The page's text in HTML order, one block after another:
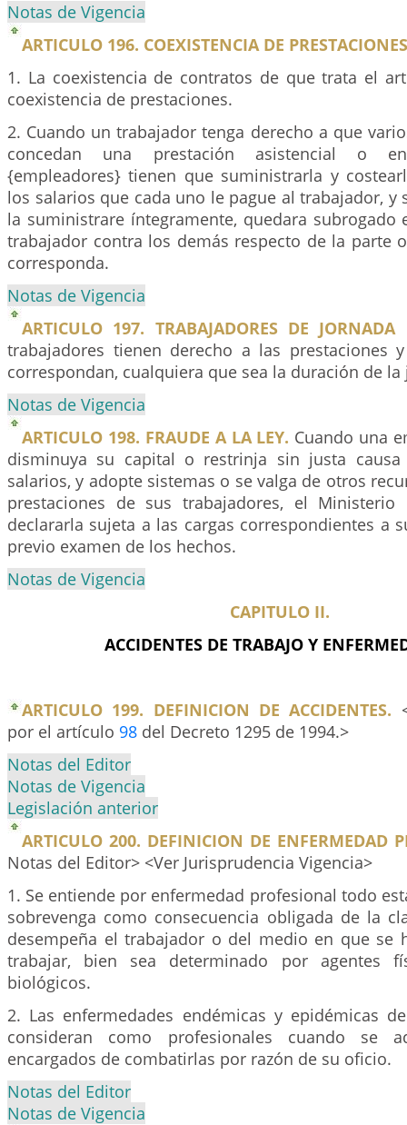
Notas de Vigencia
ARTICULO 196. COEXISTENCIA DE
1. La coexistencia de contratos de que trata el
coexistencia de prestaciones.
2. Cuando un trabajador tenga derecho a que
concedan una prestación asistencial o
{empleadores} tienen que suministrarla y
los salarios que cada uno le pague al trabajador, y
la suministrare íntegramente, quedara subrogado
trabajador contra los demás respecto de la parte
corresponda.
Notas de Vigencia
ARTICULO 197. TRABAJADORES DE JORNADA
trabajadores tienen derecho a las prestaciones
correspondan, cualquiera que sea la duración de la
Notas de Vigencia
ARTICULO 198. FRAUDE A LA LEY. Cuando una
disminuya su capital o restrinja sin justa
salarios, y adopte sistemas o se valga de otros
prestaciones de sus trabajadores, el Ministerio
declararla sujeta a las cargas correspondientes a
previo examen de los hechos.
Notas de Vigencia
CAPITULO II.
ACCIDENTES DE TRABAJO Y
ARTICULO 199. DEFINICION DE ACCIDENTES.
por el artículo 98 del Decreto 1295 de 1994.>
Notas del Editor
Notas de Vigencia
Legislación anterior
ARTICULO 200. DEFINICION DE ENFERMEDAD
Notas del Editor> <Ver Jurisprudencia Vigencia>
1. Se entiende por enfermedad profesional todo
sobrevenga como consecuencia obligada de la
desempeña el trabajador o del medio en que se
trabajar, bien sea determinado por agentes
biológicos.
2. Las enfermedades endémicas y epidémicas
consideran como profesionales cuando se
encargados de combatirlas por razón de su oficio.
Notas del Editor
Notas de Vigencia